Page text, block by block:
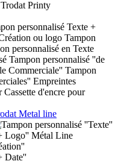
personnalisé Texte +
ou logo Tampon
personnalisé en Texte
Tampon personnalisé ''de
Commerciale'' Tampon
Empreintes
Cassette d'encre pour
Metal line